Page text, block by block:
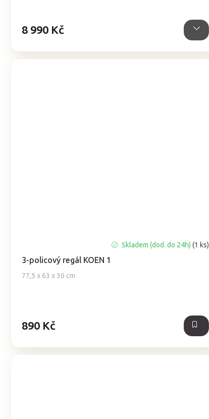
8 990 Kč
3-policový regál KOEN 1
77,5 x 63 x 36 cm
Skladem (dod. do 24h)(1 ks)
890 Kč